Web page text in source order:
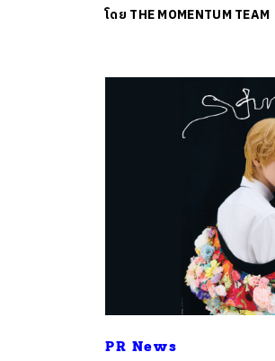
โดย THE MOMENTUM TEAM
PR News